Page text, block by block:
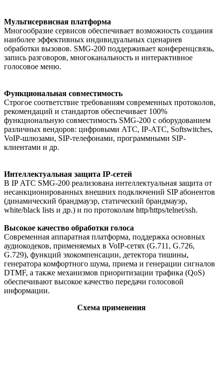
Мультисервисная платформа
Многообразие сервисов обеспечивает возможность создания
наиболее эффективных индивидуальных сценариев
обработки вызовов. SMG-200 поддерживает конференцсвязь,
запись разговоров, многоканальность и интерактивное
голосовое меню.
Функциональная совместимость
Строгое соответствие требованиям современных протоколов,
рекомендаций и стандартов обеспечивает 100%
функциональную совместимость SMG-200 с оборудованием
различных вендоров: цифровыми АТС, IP-АТС, Softswitches,
VoIP-шлюзами, SIP-телефонами, программными SIP-
клиентами и др.
Интеллектуальная защита IP-сетей
В IP АТС SMG-200 реализована интеллектуальная защита от
несанкционированных внешних подключений SIP абонентов
(динамический брандмауэр, статический брандмауэр,
white/black lists и др.) и по протоколам http/https/telnet/ssh.
Высокое качество обработки голоса
Современная аппаратная платформа, поддержка основных
аудиокодеков, применяемых в VoIP-сетях (G.711, G.726,
G.729), функций эхокомпенсации, детектора тишины,
генератора комфортного шума, приема и генерации сигналов
DTMF, а также механизмов приоритизации трафика (QoS)
обеспечивают высокое качество передачи голосовой
информации.
Схема применения